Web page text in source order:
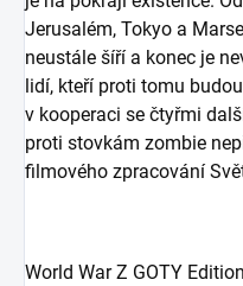
Jerusalém, Tokyo a
neustále šíří a konec je
lidí, kteří proti tomu
v kooperaci se čtyřmi
proti stovkám zombie
filmového zpracování
World War Z GOTY